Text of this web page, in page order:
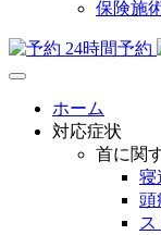
保険施
24時間予約
ホーム
対応症状
首に関
寝
頭